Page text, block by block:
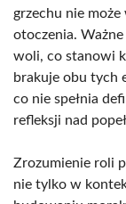
grzechu nie
otoczenia. Ważne
woli, co stanowi
brakuje obu tych
co nie spełnia
refleksji nad
Zrozumienie roli
nie tylko w